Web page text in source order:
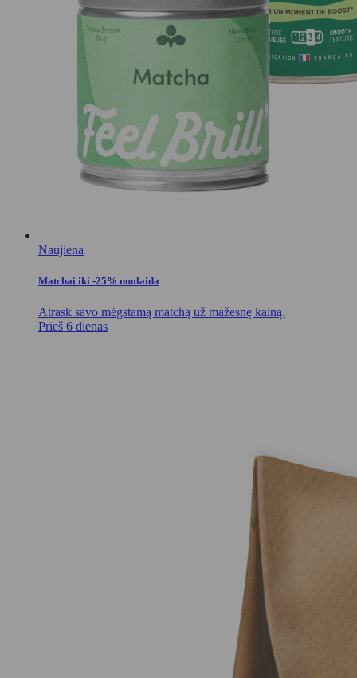
Naujiena
Matchai iki -25% nuolaida
Atrask savo mėgstamą matchą už mažesnę kainą.
Prieš 6 dienas